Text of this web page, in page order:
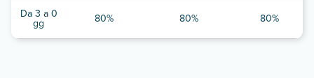
Da 3 a 0
gg 80% 80% 80%